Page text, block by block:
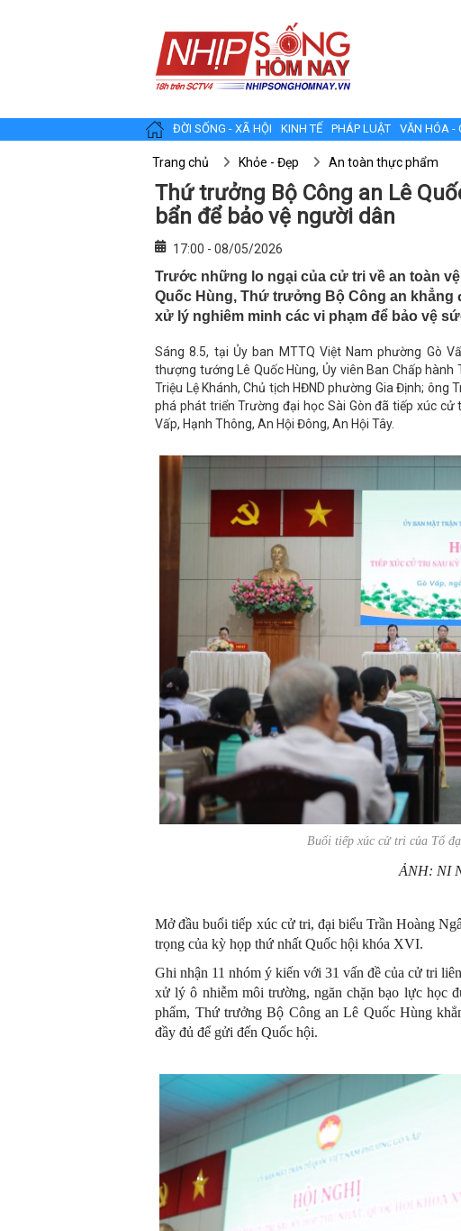
ĐỜI SỐNG - XÃ HỘI KINH TẾ PHÁP LUẬT VĂN HÓA -
Trang chủ Khỏe - Đẹp An toàn thực phẩm
Thứ trưởng Bộ Công an Lê
bẩn để bảo vệ người dân
17:00 - 08/05/2026
Trước những lo ngại của cử tri về an toàn
Quốc Hùng, Thứ trưởng Bộ Công an
xử lý nghiêm minh các vi phạm để bảo vệ
Sáng 8.5, tại Ủy ban MTTQ Việt Nam phường Gò
thượng tướng Lê Quốc Hùng, Ủy viên Ban Chấp
Triệu Lệ Khánh, Chủ tịch HĐND phường Gia Định; ông
phá phát triển Trường đại học Sài Gòn đã tiếp xúc
Vấp, Hạnh Thông, An Hội Đông, An Hội Tây.
Buổi tiếp xúc cử tri của Tổ
ẢNH: NI
Mở đầu buổi tiếp xúc cử tri, đại biểu Trần Hoàng
trọng của kỳ họp thứ nhất Quốc hội khóa XVI.
Ghi nhận 11 nhóm ý kiến với 31 vấn đề của cử tri
xử lý ô nhiễm môi trường, ngăn chặn bạo lực học
phẩm, Thứ trưởng Bộ Công an Lê Quốc Hùng
đầy đủ để gửi đến Quốc hội.